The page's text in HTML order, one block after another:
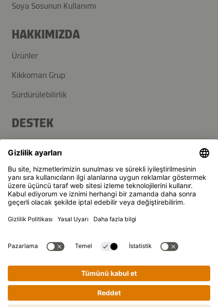
Adım adım yemek pişirme rehberi.
Soya Sosunun Kullanımı
HAKKIMIZDA
Ürünler
Kikkoman Grup
Sürdürülebilirlik
DESTEK
İletişim
Haber Bülteni
Kikkoman, Japon Kikkoman Corporation'ın, tescilli markasıdır.
Theodorstraße 180, 40472 Düsseldorf, Germany
Düsseldorf Yerel Mahkemesi Ticaret Sicilinde kayıtlı: HRB
Gizlilik ayarları
Künye
Veri Gizliligi